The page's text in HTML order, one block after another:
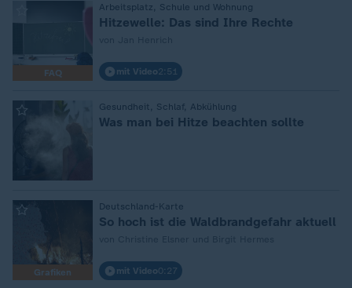
FAQ
Arbeitsplatz, Schule und Wohnung
Hitzewelle: Das sind Ihre Rechte
mit Video2:51
Gesundheit, Schlaf, Abkühlung
Was man bei Hitze beachten sollte
Grafiken
Deutschland-Karte
So hoch ist die Waldbrandgefahr aktuell
mit Video0:27